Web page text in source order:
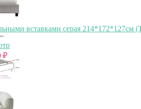
вставками серая 214*172*127см
₽